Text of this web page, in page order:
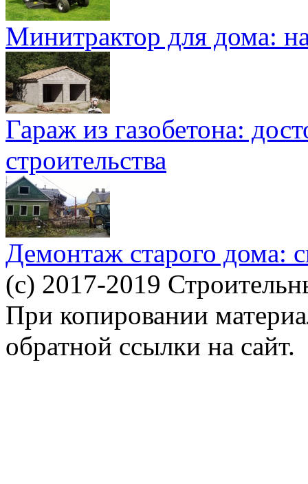
Минитрактор для дома:
Гараж из газобетона:
строительства
Демонтаж старого дома:
(c) 2017-2019
При копировании
обратной ссылки на сайт.